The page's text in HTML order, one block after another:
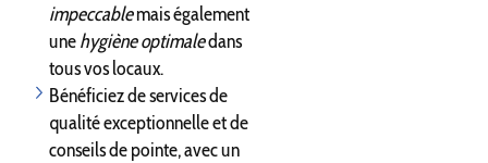
impeccablemais également
unehygiène optimaledans
tous vos locaux.
Bénéficiez de services de
qualité exceptionnelle et de
conseils de pointe, avec un